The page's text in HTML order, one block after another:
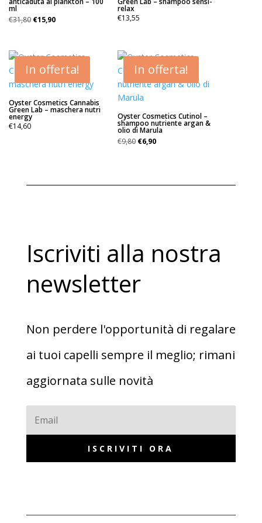
ml
€31,80 Il
era:
€31,80.
€15,90Il
€15,90.
relax
€13,55
In offerta!
Oyster Cosmetics Cannabis
Green Lab – maschera nutri
energy
€14,60
In offerta!
Oyster Cosmetics Cutinol –
shampoo nutriente argan &
olio di Marula
€9,80 Il
€9,80.
€6,90Il
€6,90.
Iscriviti alla nostra
newsletter
Non perdere l'opportunità di regalare
ai tuoi capelli sempre il meglio; rimani
aggiornata sulle novità
ISCRIVITI ORA